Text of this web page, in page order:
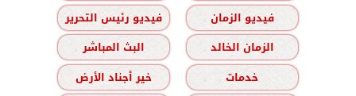
فيديو الزمان
فيديو رئيس التحرير
الزمان الخالد
البث المباشر
خدمات
خير أجناد الأرض